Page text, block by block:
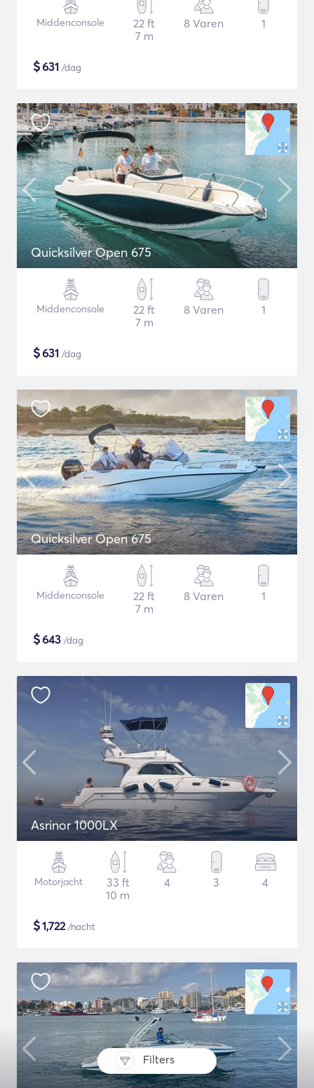
Filters
Middenconsole
22 ft
7 m
8 Varen 1
$631 /dag
Quicksilver Open 675
Middenconsole
22 ft
7 m
8 Varen 1
$631 /dag
Quicksilver Open 675
Middenconsole
22 ft
7 m
8 Varen 1
$643 /dag
Asrinor 1000LX
Motorjacht
33 ft
10 m
4 3 4
$1,722/nacht